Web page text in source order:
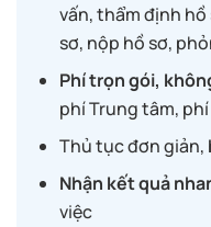
vấn, thẩm định
sơ, nộp hồ sơ,
Phí trọn gói,
phí Trung tâm, phí
Thủ tục đơn giản,
Nhận kết quả
việc